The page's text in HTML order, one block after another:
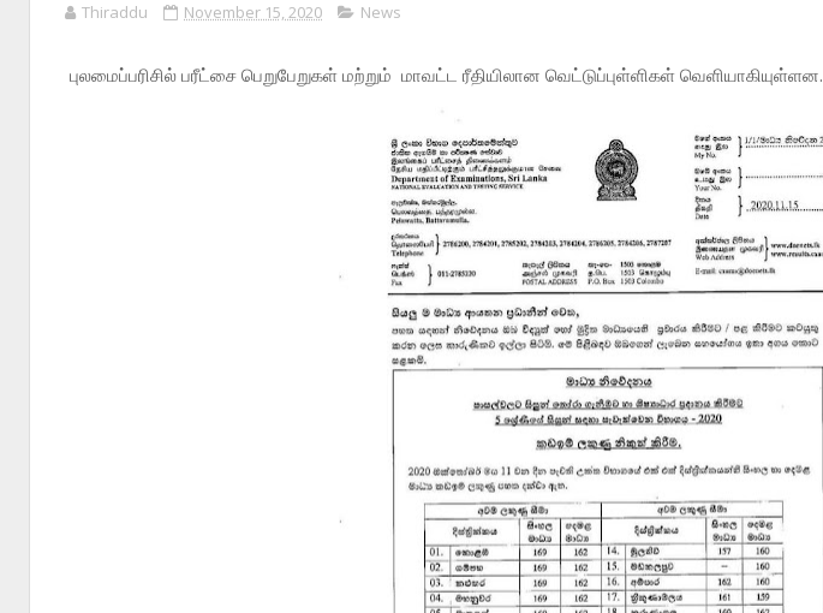
Thiraddu November 15, 2020 News
புலமைப்பரிசில் பரீட்சை பெறுபேறுகள் மற்றும் மாவட்ட ரீதியிலான வெட்டுப்புள்ளிகள் வெளியாகியுள்ளன.